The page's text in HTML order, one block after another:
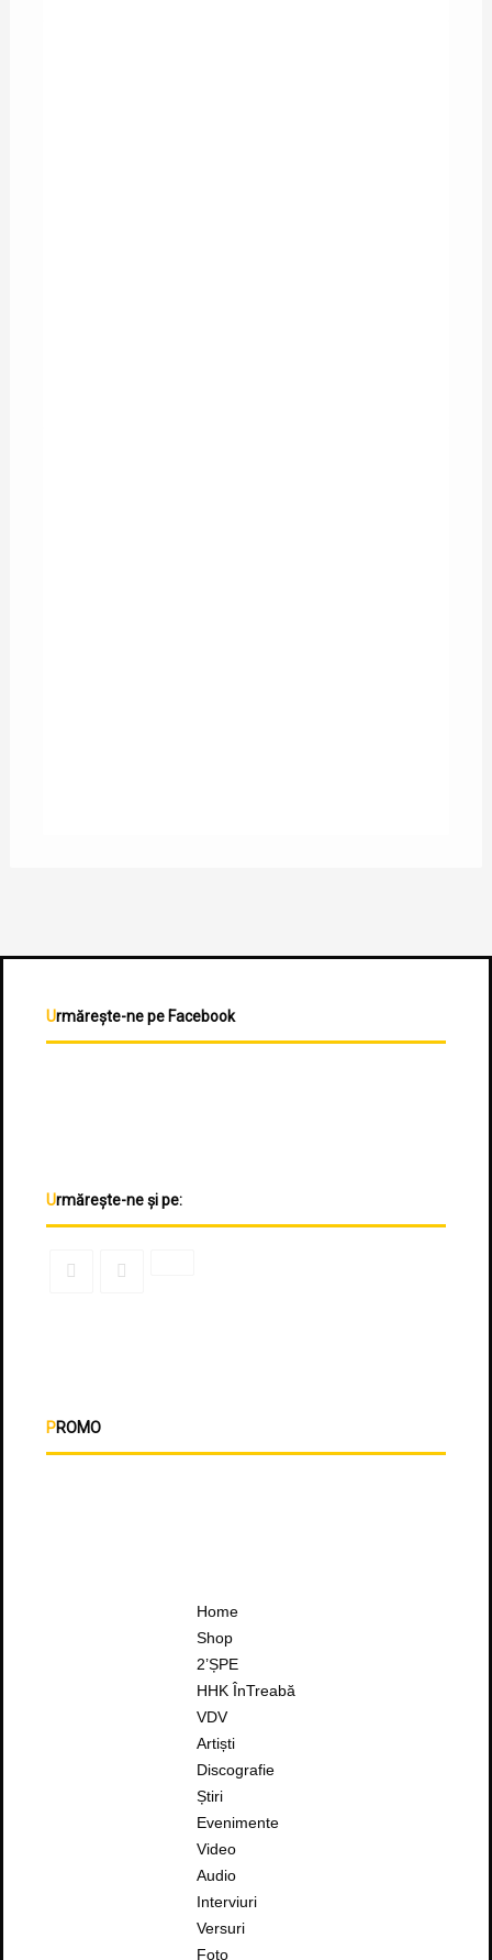
Urmărește-ne pe Facebook
Urmărește-ne și pe:
PROMO
Home
Shop
2’ȘPE
HHK ÎnTreabă
VDV
Artiști
Discografie
Știri
Evenimente
Video
Audio
Interviuri
Versuri
Foto